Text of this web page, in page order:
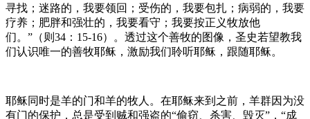
寻找；迷路的，我要领回；受伤的，我要包扎；病弱的，我要
疗养；肥胖和强壮的，我要看守；我要按正义牧放他
们。”（则34：15-16）。透过这个善牧的图像，圣史若望教我
们认识唯一的善牧耶稣，激励我们聆听耶稣，跟随耶稣。
耶稣同时是羊的门和羊的牧人。在耶稣来到之前，羊群因为没
有门的保护，总是受到贼和强盗的“偷窃、杀害、毁灭”，“成